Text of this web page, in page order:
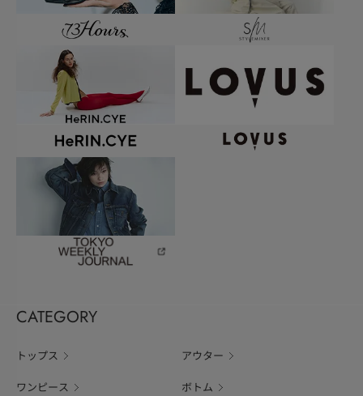
CATEGORY
トップス アウター
ワンピース ボトム